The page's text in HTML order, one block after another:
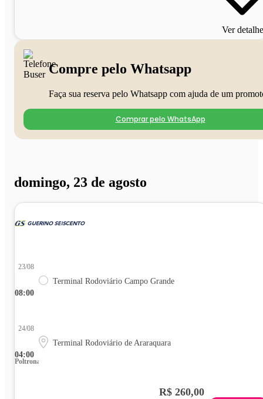
Ver
Compre pelo Whatsapp
Faça sua reserva pelo Whatsapp com ajuda de um
Comprar pelo WhatsApp
domingo, 23 de agosto
08:00
23/08
Terminal Rodoviário Campo Grande
04:00
24/08
Terminal Rodoviário de Araraquara
Poltrona
R$ 260,00